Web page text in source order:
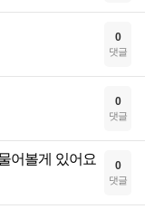
0
댓글
0
댓글
어볼게 있어요 0
댓글